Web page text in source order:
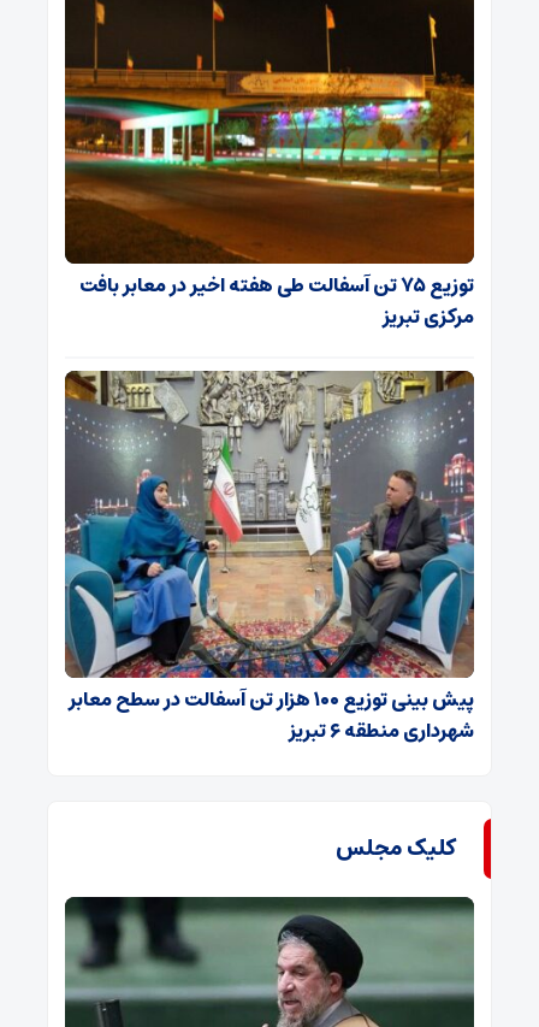
توزیع ۷۵ تن آسفالت طی هفته اخیر در معابر بافت
مرکزی تبریز
پیش بینی توزیع ۱۰۰ هزار تن آسفالت در سطح معابر
شهرداری منطقه ۶ تبریز
کلیک مجلس